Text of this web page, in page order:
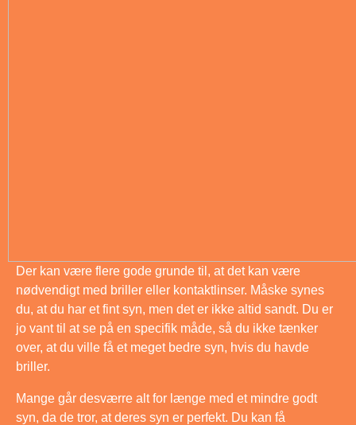
Der kan være flere gode grunde til, at det kan være
nødvendigt med briller eller kontaktlinser. Måske synes
du, at du har et fint syn, men det er ikke altid sandt. Du er
jo vant til at se på en specifik måde, så du ikke tænker
over, at du ville få et meget bedre syn, hvis du havde
briller.
Mange går desværre alt for længe med et mindre godt
syn, da de tror, at deres syn er perfekt. Du kan få